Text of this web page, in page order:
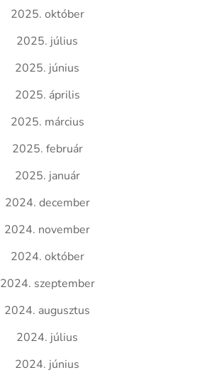
2025. október
2025. július
2025. június
2025. április
2025. március
2025. február
2025. január
2024. december
2024. november
2024. október
2024. szeptember
2024. augusztus
2024. július
2024. június